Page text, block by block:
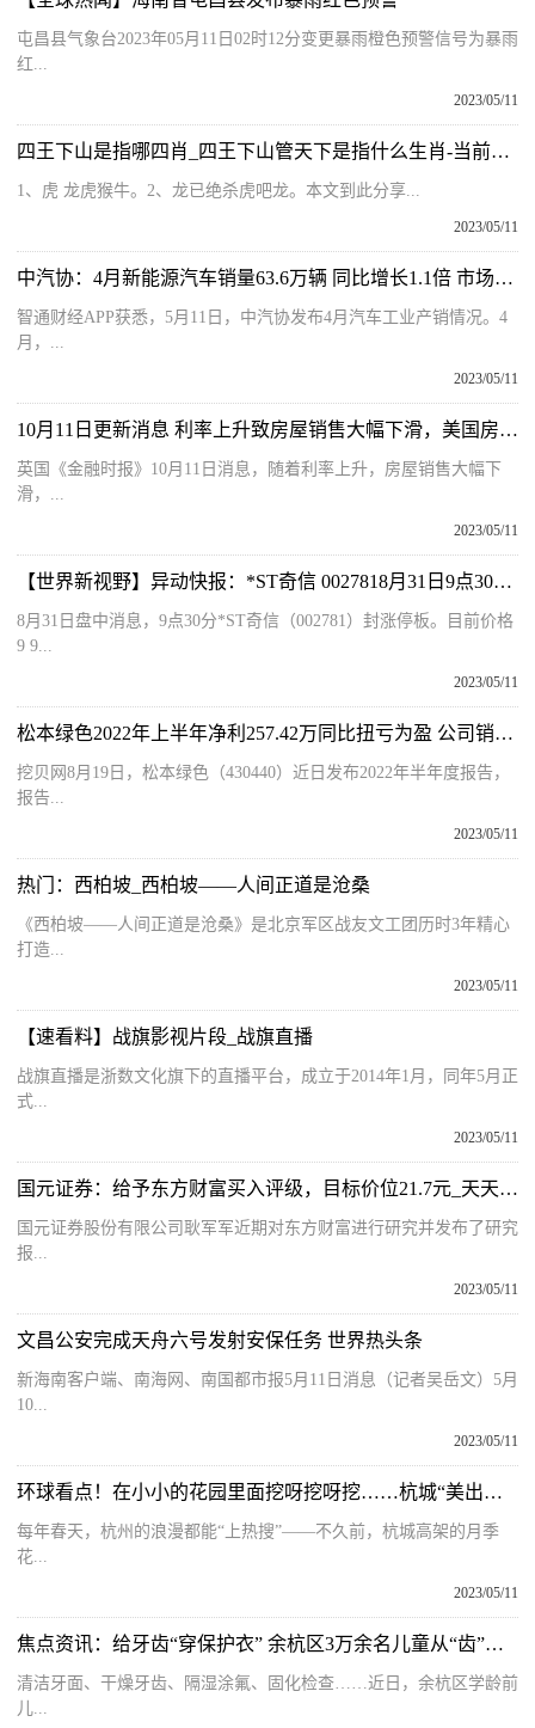
屯昌县气象台2023年05月11日02时12分变更暴雨橙色预警信号为暴雨
红...
2023/05/11
四王下山是指哪四肖_四王下山管天下是指什么生肖-当前热门
1、虎 龙虎猴牛。2、龙已绝杀虎吧龙。本文到此分享...
2023/05/11
中汽协：4月新能源汽车销量63.6万辆 同比增长1.1倍 市场占有率达29.5% 讯息
智通财经APP获悉，5月11日，中汽协发布4月汽车工业产销情况。4
月，...
2023/05/11
10月11日更新消息 利率上升致房屋销售大幅下滑，美国房地产行业面临大规模裁员
英国《金融时报》10月11日消息，随着利率上升，房屋销售大幅下
滑，...
2023/05/11
【世界新视野】异动快报：*ST奇信 0027818月31日9点30分封涨停板
8月31日盘中消息，9点30分*ST奇信（002781）封涨停板。目前价格
9 9...
2023/05/11
松本绿色2022年上半年净利257.42万同比扭亏为盈 公司销售业务增长、产量增加
挖贝网8月19日，松本绿色（430440）近日发布2022年半年度报告，
报告...
2023/05/11
热门：西柏坡_西柏坡——人间正道是沧桑
《西柏坡——人间正道是沧桑》是北京军区战友文工团历时3年精心
打造...
2023/05/11
【速看料】战旗影视片段_战旗直播
战旗直播是浙数文化旗下的直播平台，成立于2014年1月，同年5月正
式...
2023/05/11
国元证券：给予东方财富买入评级，目标价位21.7元_天天亮点
国元证券股份有限公司耿军军近期对东方财富进行研究并发布了研究
报...
2023/05/11
文昌公安完成天舟六号发射安保任务 世界热头条
新海南客户端、南海网、南国都市报5月11日消息（记者吴岳文）5月
10...
2023/05/11
环球看点！在小小的花园里面挖呀挖呀挖……杭城“美出圈”的高架月季“穿越”到了老旧小区
每年春天，杭州的浪漫都能“上热搜”——不久前，杭城高架的月季
花...
2023/05/11
焦点资讯：给牙齿“穿保护衣” 余杭区3万余名儿童从“齿”开始守护健康
清洁牙面、干燥牙齿、隔湿涂氟、固化检查……近日，余杭区学龄前
儿...